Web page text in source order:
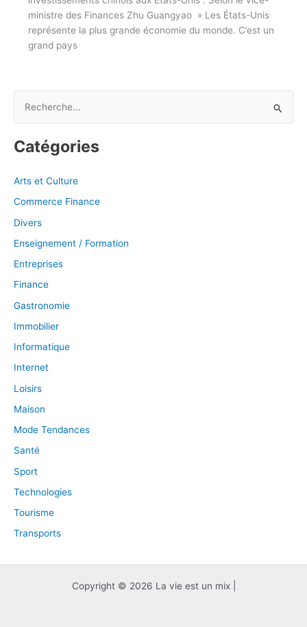
ministre des Finances Zhu Guangyao » Les États-Unis
représente la plus grande économie du monde. C’est un
grand pays
h
h
e
r
:
Catégories
Arts et Culture
Commerce Finance
Divers
Enseignement / Formation
Entreprises
Finance
Gastronomie
Immobilier
Informatique
Internet
Loisirs
Maison
Mode Tendances
Santé
Sport
Technologies
Tourisme
Transports
Copyright © 2026 La vie est un mix |